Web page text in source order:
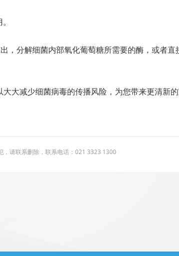
分解细菌内部氧化葡萄糖所需要的酶，或者
大减少细菌病毒的传播风险，为您带来更清新的
，请联系删除，联系电话：021 3323 1300